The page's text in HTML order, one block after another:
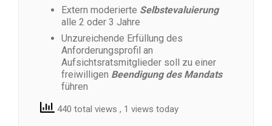
Extern moderierte Selbstevaluierung
alle 2 oder 3 Jahre
Unzureichende Erfüllung des
Anforderungsprofil an
Aufsichtsratsmitglieder soll zu einer
freiwilligen Beendigung des Mandats
führen
440 total views , 1 views today